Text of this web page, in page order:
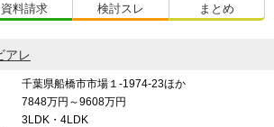
おり、24時間フロントには管理会社が
麗にしてくれていたので綺麗だっ
資料請求 検討スレ まとめ
アレ
千葉県船橋市市場１-1974-23ほか
7848万円～9608万円
3LDK・4LDK